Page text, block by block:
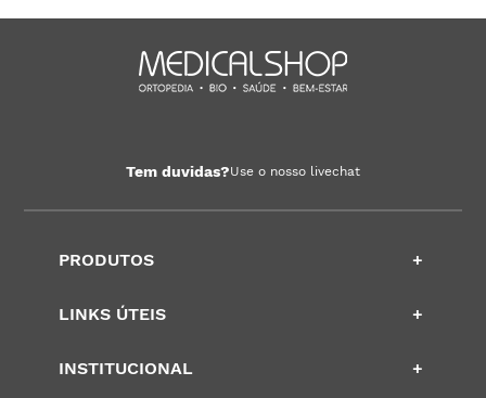
Tem duvidas?Use o nosso livechat
PRODUTOS +
LINKS ÚTEIS +
INSTITUCIONAL +